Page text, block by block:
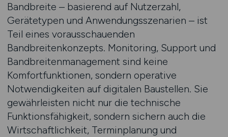
Bandbreite – basierend auf Nutzerzahl,
Gerätetypen und Anwendungsszenarien – ist
Teil eines vorausschauenden
Bandbreitenkonzepts. Monitoring, Support und
Bandbreitenmanagement sind keine
Komfortfunktionen, sondern operative
Notwendigkeiten auf digitalen Baustellen. Sie
gewährleisten nicht nur die technische
Funktionsfähigkeit, sondern sichern auch die
Wirtschaftlichkeit, Terminplanung und